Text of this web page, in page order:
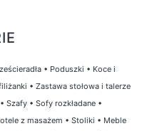
• Poduszki • Koce i
• Zastawa stołowa i talerze
• Szafy • Sofy rozkładane •
z masażem • Stoliki • Meble